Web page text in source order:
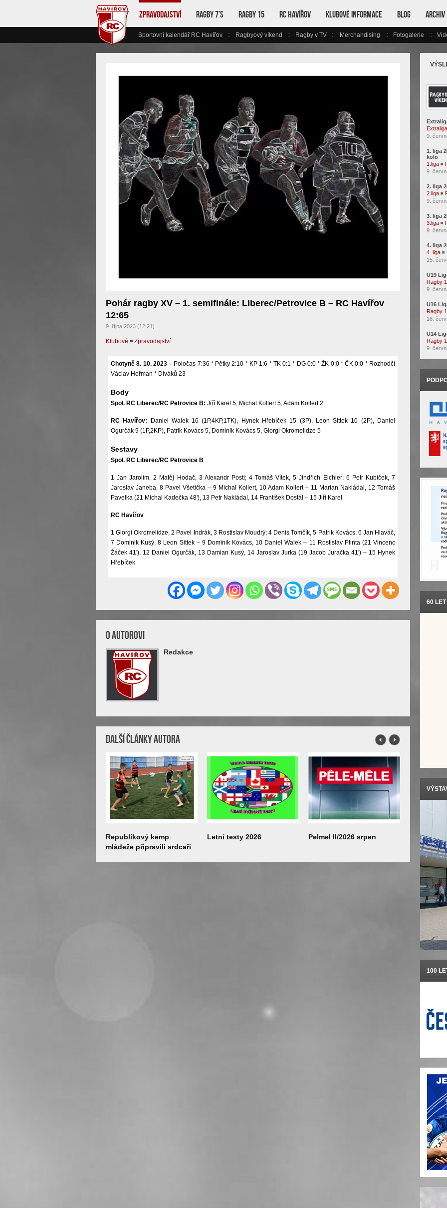
Zpravodajství Ragby 7’s Ragby 15 RC Havířov Klubové informace Blog Archiv
Sportovní kalendář RC Havířov Ragbyový víkend Ragby v TV Merchandising Fotogalerie
Pohár ragby XV – 1. semifinále: Liberec/Petrovice B – RC Havířov
12:65
9. října 2023 (12:21)
Klubové ◾ Zpravodajství
Chotyně 8. 10. 2023 – Poločas 7:36 * Pětky 2:10 * KP 1:6 * TK 0:1 * DG 0:0 * ŽK 0:0 * ČK 0:0 * Rozhodčí
Václav Heřman * Diváků 23
Body
Spol. RC Liberec/RC Petrovice B: Jiří Karel 5, Michal Kollert 5, Adam Kollert 2
RC Havířov: Daniel Walek 16 (1P,4KP,1TK), Hynek Hřebíček 15 (3P), Leon Sittek 10 (2P), Daniel
Ogurčák 9 (1P,2KP), Patrik Kovács 5, Dominik Kovács 5, Giorgi Okromelidze 5
Sestavy
Spol. RC Liberec/RC Petrovice B
1 Jan Jarolím, 2 Matěj Hodač, 3 Alexandr Postl; 4 Tomáš Vítek, 5 Jindřich Eichler; 6 Petr Kubíček, 7
Jaroslav Janeba, 8 Pavel Všetička – 9 Michal Kollert, 10 Adam Kollert – 11 Marian Nakládal, 12 Tomáš
Pavelka (21 Michal Kadečka 48'), 13 Petr Nakládal, 14 František Dostál – 15 Jiří Karel
RC Havířov
1 Giorgi Okromelidze, 2 Pavel Indrák, 3 Rostislav Moudrý; 4 Denis Tomčík, 5 Patrik Kovács; 6 Jan Hlaváč,
7 Dominik Kusý, 8 Leon Sittek – 9 Dominik Kovács, 10 Daniel Walek – 11 Rostislav Plinta (21 Vincenc
Žáček 41'), 12 Daniel Ogurčák, 13 Damian Kusý, 14 Jaroslav Jurka (19 Jacob Juračka 41') – 15 Hynek
Hřebíček
O Autorovi
Redakce
Další články autora
Republikový kemp
mládeže připravili srdcaři
Letní testy 2026 Pelmel II/2026 srpen Výstava
Extraliga
9.
1. liga
kolo
1.liga ◾
9.
2. liga
2.liga ◾
9.
3. liga
3.liga ◾
9.
4. liga
4. liga ◾
15.
U19
Ragby
9.
U16
Ragby
16.
U14
Ragby
9.
60
100